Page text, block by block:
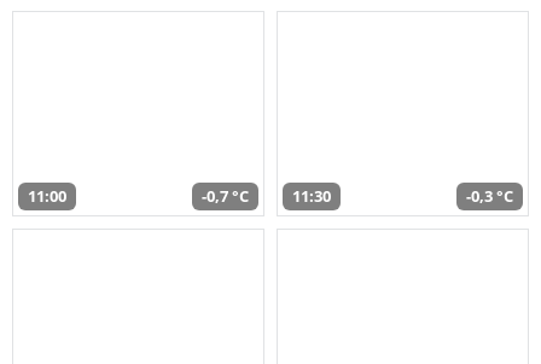
11:00 -0,7 °C 11:30 -0,3 °C